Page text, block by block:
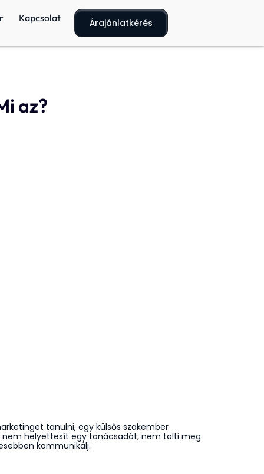
Kapcsolat Árajánlatkérés
az?
tanulni, egy külsős szakember
nem helyettesít egy tanácsadót, nem tölti meg
kommunikálj.